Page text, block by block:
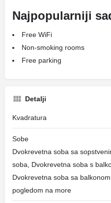
Najpopularniji
Free WiFi
Non-smoking rooms
Free parking
Detalji
Kvadratura
Sobe
Dvokrevetna soba sa
soba, Dvokrevetna soba s
Dvokrevetna soba sa
pogledom na more